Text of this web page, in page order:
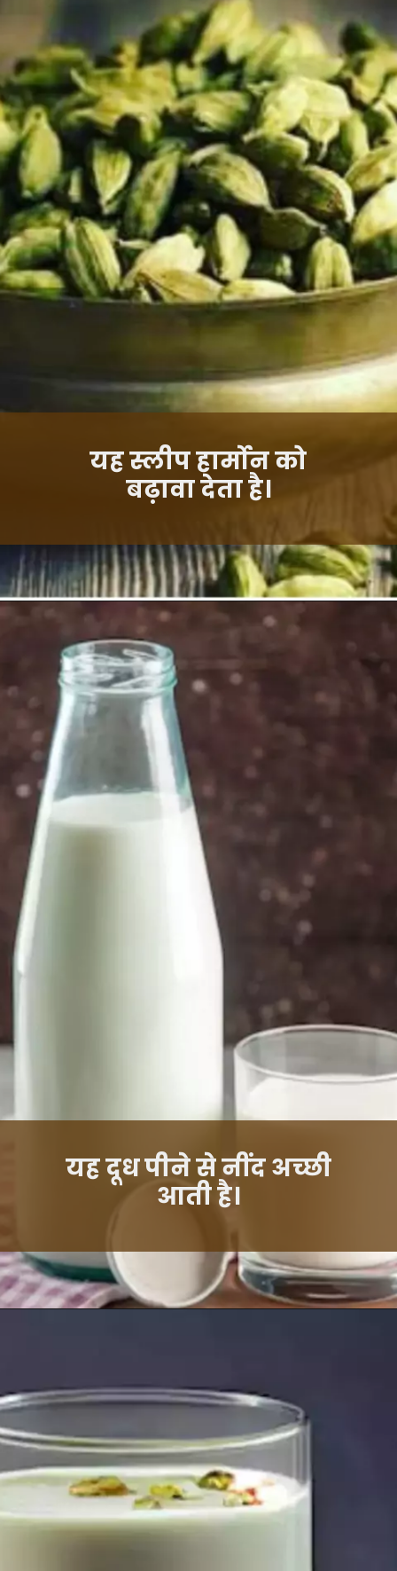
यह स्लीप हार्मोन को
बढ़ावा देता है।
यह दूध पीने से नींद अच्छी
आती है।